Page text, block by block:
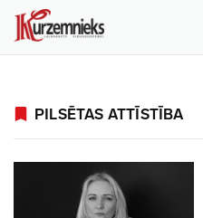
PILSĒTAS ATTĪSTĪBA